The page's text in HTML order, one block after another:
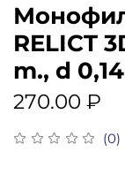
(0)
RELICT
m., d
270.00 ₽